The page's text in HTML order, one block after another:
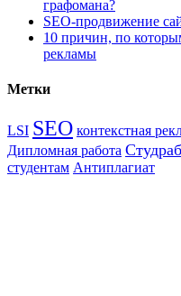
графомана?
SEO-продвижение
10 причин, по
рекламы
Метки
LSI SEO контекстная
Дипломная работа
студентам Антиплагиат